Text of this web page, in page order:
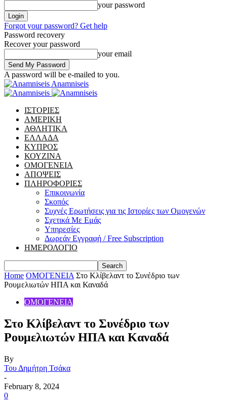
your password
Forgot your password? Get help
Password recovery
Recover your password
your email
A password will be e-mailed to you.
Anamniseis
ΙΣΤΟΡΙΕΣ
ΑΜΕΡΙΚΗ
ΑΘΛΗΤΙΚΑ
ΕΛΛΑΔΑ
ΚΥΠΡΟΣ
ΚΟΥΖΙΝΑ
ΟΜΟΓΕΝΕΙΑ
ΑΠΟΨΕΙΣ
ΠΛΗΡΟΦΟΡΙΕΣ
Επικοινωνία
Σκοπός
Συχνές Ερωτήσεις για τις Ιστορίες των Ομογενών
Σχετικά Με Εμάς
Υπηρεσίες
Δωρεάν Εγγραφή / Free Subscription
ΗΜΕΡΟΛΟΓΙΟ
Home ΟΜΟΓΕΝΕΙΑ Στο Κλίβελαντ το Συνέδριο των
Ρουμελιωτών ΗΠΑ και Καναδά
ΟΜΟΓΕΝΕΙΑ
Στο Κλίβελαντ το Συνέδριο των
Ρουμελιωτών ΗΠΑ και Καναδά
By
Του Δημήτρη Τσάκα
-
February 8, 2024
0